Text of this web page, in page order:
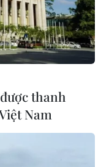
thanh
Nam